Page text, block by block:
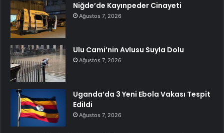
Niğde’de Kayınpeder Cinayeti
Ağustos 7, 2026
Ulu Cami’nin Avlusu Suyla Dolu
Ağustos 7, 2026
Uganda’da 3 Yeni Ebola Vakası Tespit
Edildi
Ağustos 7, 2026